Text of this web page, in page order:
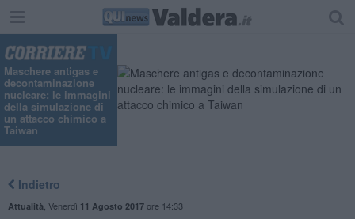
Maschere antigas e
decontaminazione
nucleare: le immagini
della simulazione di
un attacco chimico a
Taiwan
Indietro
Attualità Venerdì 11 Agosto 2017ore 14:33